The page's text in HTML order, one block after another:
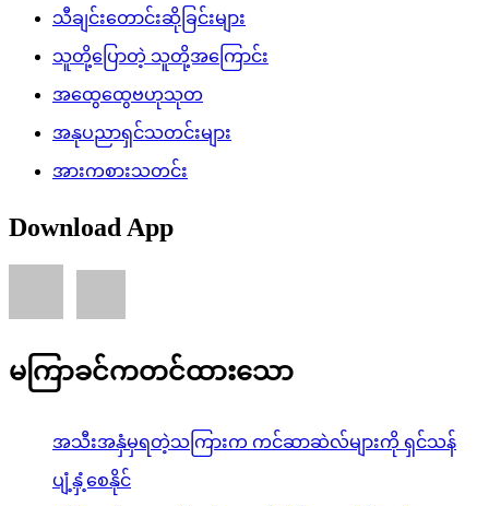
အခမ်းအနားကျင်းပ
နိုင်ငံတော်သမ္မတ ထိုင်းနိုင်ငံသို့ ရောက်ရှိ
နိုင်ငံတော်သမ္မတ ဦးမင်းအောင်လှိုင် မြန်မာနိုင်ငံကက်သလစ်
ဆရာတော်ကြီးများအဖွဲ့ချုပ်၏ဥက္ကဋ္ဌ ကာဒီနယ် ချားလ်စ်ဘို
ဦးဆောင်သော ကိုယ်စားလှယ်အဖွဲ့အား လက်ခံတွေ့ဆုံ
Direct Download APK
ကျန်းမာရေး
အထွေထွေဗဟုသုတ